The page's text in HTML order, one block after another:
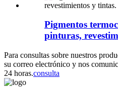
Pigmentos
pinturas,
Para consultas sobre nuestros
su correo electrónico y nos
24 horas.consulta